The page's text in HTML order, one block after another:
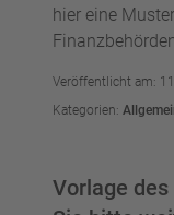
hier eine
Veröffentlicht am:
Kategorien:
Vorlage